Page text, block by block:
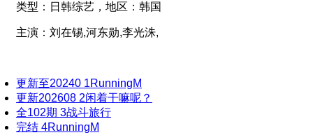
类型： 日韩综艺， 地区： 韩国
主演： 刘在锡,河东勋,李光洙,
更新至20240 1RunningM
更新202608 2闲着干嘛呢？
全102期 3战斗旅行
完结 4RunningM